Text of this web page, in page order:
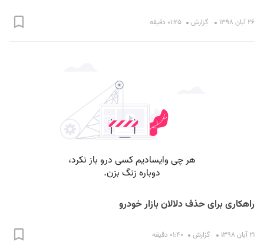
۲۶ آبان ۱۳۹۸ گزارش ۰۱:۲۵ دقیقه
راهکاری برای حذف دلالان بازار خودرو
۲۱ آبان ۱۳۹۸ گزارش ۰۱:۴۰ دقیقه